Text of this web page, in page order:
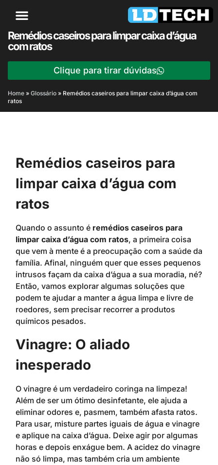
Remédios caseiros para limpar caixa d’água
com ratos
Clique para tirar dúvidas
Home » Glossário » Remédios caseiros para limpar caixa d’água com
ratos
Remédios caseiros para
limpar caixa d’água com
ratos
Quando o assunto é remédios caseiros para
limpar caixa d’água com ratos, a primeira coisa
que vem à mente é a preocupação com a saúde da
família. Afinal, ninguém quer que esses pequenos
intrusos façam da caixa d’água a sua moradia, né?
Então, vamos explorar algumas soluções que
podem te ajudar a manter a água limpa e livre de
roedores, sem precisar recorrer a produtos
químicos pesados.
Vinagre: O aliado
inesperado
O vinagre é um verdadeiro coringa na limpeza!
Além de ser um ótimo desinfetante, ele ajuda a
eliminar odores e, pasmem, também afasta ratos.
Para usar, misture partes iguais de água e vinagre
e aplique na caixa d’água. Deixe agir por algumas
horas e depois enxágue bem. A acidez do vinagre
não só limpa, mas também cria um ambiente